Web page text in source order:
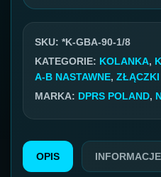
GZ/GW
1/8''
BSP
SKU: *K-GBA-90-1/8
KATEGORIE: KOLANKA,
A-B NASTAWNE, ZŁĄCZKI
MARKA: DPRS POLAND,
OPIS